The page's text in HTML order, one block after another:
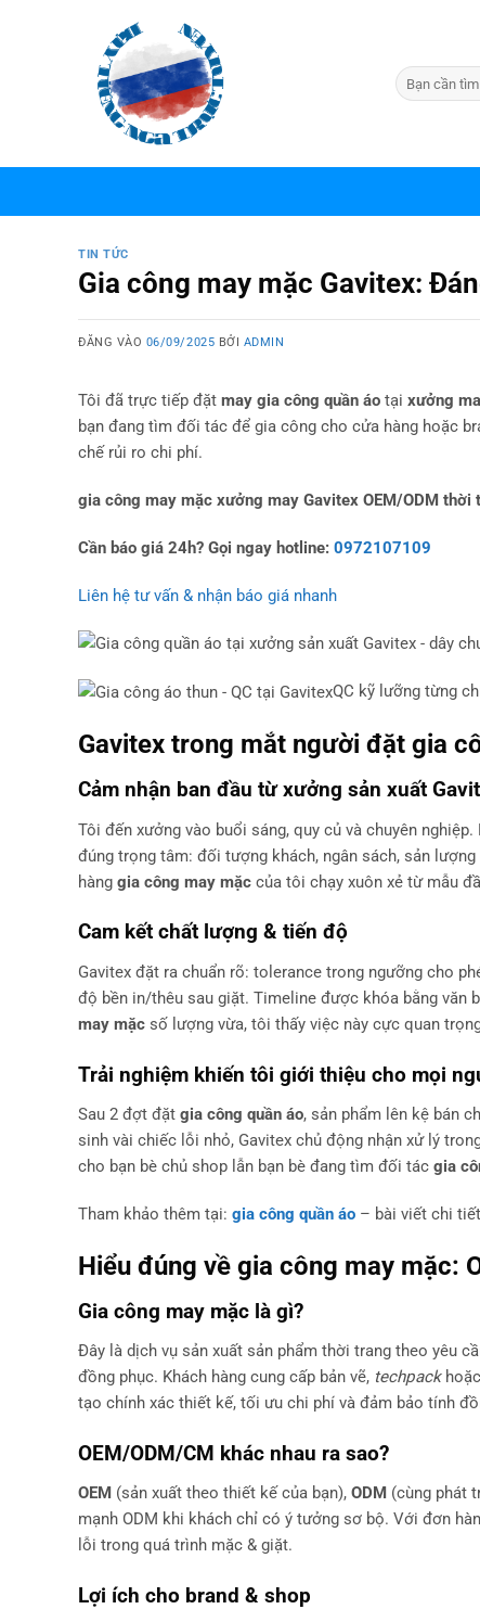
TIN TỨC
Gia công may mặc Gavitex:
ĐĂNG VÀO 06/09/2025 BỞI ADMIN
Tôi đã trực tiếp đặt may gia công quần áo tại xưởng
bạn đang tìm đối tác để gia công cho cửa hàng hoặc
chế rủi ro chi phí.
gia công may mặc xưởng may Gavitex OEM/ODM thời
Cần báo giá 24h? Gọi ngay hotline: 0972107109
Liên hệ tư vấn & nhận báo giá nhanh
QC kỹ lưỡng từng
Gavitex trong mắt người đặt gia
Cảm nhận ban đầu từ xưởng sản xuất
Tôi đến xưởng vào buổi sáng, quy củ và chuyên
đúng trọng tâm: đối tượng khách, ngân sách, sản
hàng gia công may mặc của tôi chạy xuôn xẻ từ mẫu
Cam kết chất lượng & tiến độ
Gavitex đặt ra chuẩn rõ: tolerance trong ngưỡng cho
độ bền in/thêu sau giặt. Timeline được khóa bằng văn
may mặc số lượng vừa, tôi thấy việc này cực quan
Trải nghiệm khiến tôi giới thiệu cho mọi
Sau 2 đợt đặt gia công quần áo, sản phẩm lên kệ bán
sinh vài chiếc lỗi nhỏ, Gavitex chủ động nhận xử lý
cho bạn bè chủ shop lẫn bạn bè đang tìm đối tác gia
Tham khảo thêm tại: gia công quần áo – bài viết chi
Hiểu đúng về gia công may mặc:
Gia công may mặc là gì?
Đây là dịch vụ sản xuất sản phẩm thời trang theo yêu
đồng phục. Khách hàng cung cấp bản vẽ, techpack
tạo chính xác thiết kế, tối ưu chi phí và đảm bảo tính
OEM/ODM/CM khác nhau ra sao?
OEM (sản xuất theo thiết kế của bạn), ODM (cùng phát
mạnh ODM khi khách chỉ có ý tưởng sơ bộ. Với đơn
lỗi trong quá trình mặc & giặt.
Lợi ích cho brand & shop